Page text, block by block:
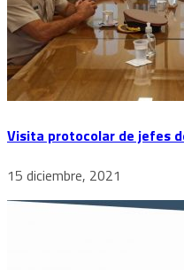
Visita protocolar de jefes
15 diciembre, 2021